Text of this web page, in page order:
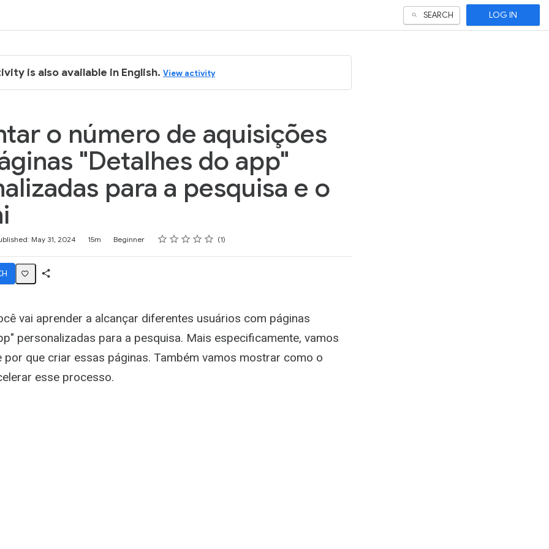
SEARCH LOG IN
is also available in English. View activity
o número de aquisições
"Detalhes do app"
para a pesquisa e o
May 31, 2024 15m Beginner Rating
1 star
2 stars
3 stars
4 stars
5 stars 1
vai aprender a alcançar diferentes usuários com páginas
personalizadas para a pesquisa. Mais especificamente, vamos
por que criar essas páginas. Também vamos mostrar como o
esse processo.